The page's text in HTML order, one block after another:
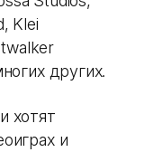
Klei
других.
хотят
и